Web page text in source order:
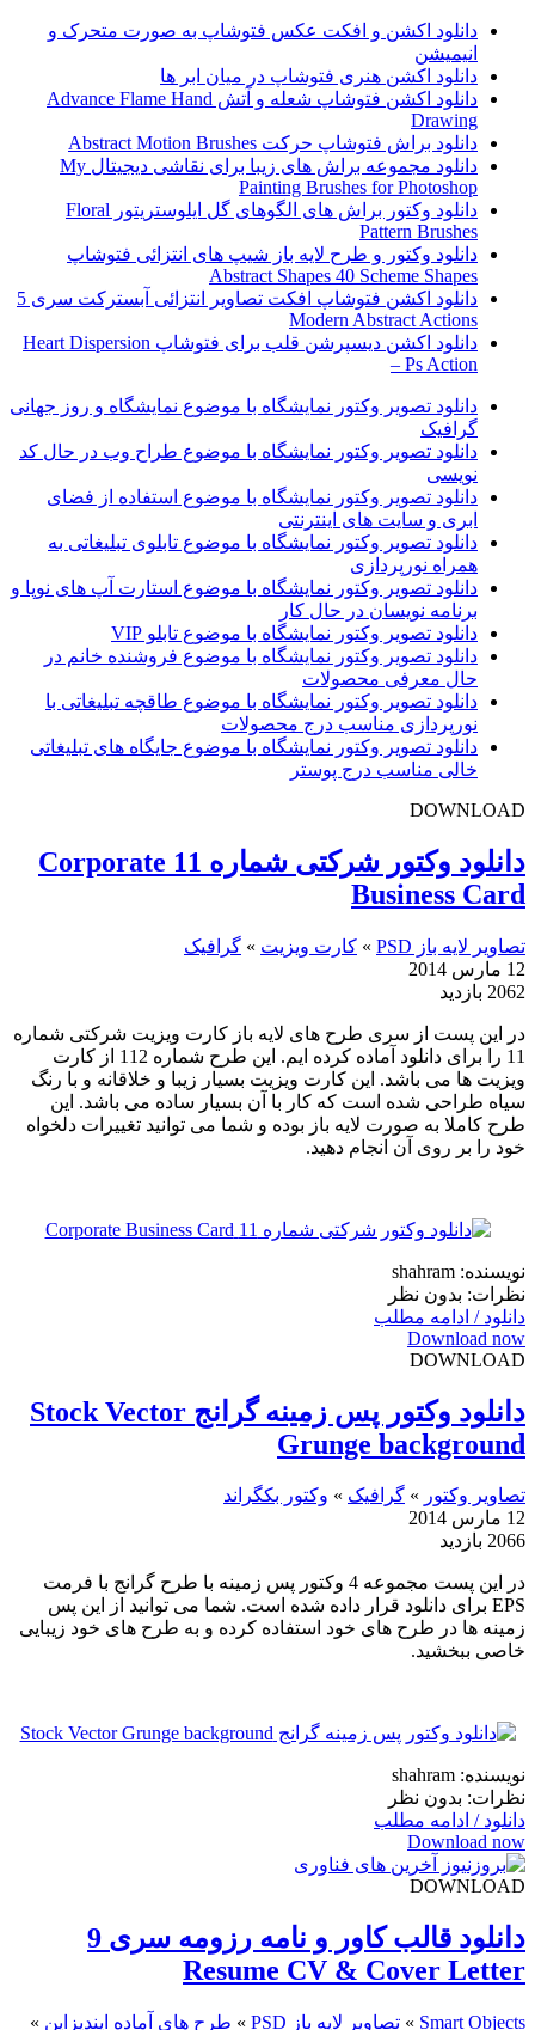
دانلود اکشن و افکت عکس فتوشاپ به صورت متحرک و
انیمیشن
دانلود اکشن هنری فتوشاپ در میان ابر ها
دانلود اکشن فتوشاپ شعله و آتش Advance Flame Hand
Drawing
دانلود براش فتوشاپ حرکت Abstract Motion Brushes
دانلود مجموعه براش های زیبا برای نقاشی دیجیتال My
Painting Brushes for Photoshop
دانلود وکتور براش های الگوهای گل ایلوستریتور Floral
Pattern Brushes
دانلود وکتور و طرح لایه باز شیپ های انتزائی فتوشاپ
Abstract Shapes 40 Scheme Shapes
دانلود اکشن فتوشاپ افکت تصاویر انتزائی آبسترکت سری 5
Modern Abstract Actions
دانلود اکشن دیسپرشن قلب برای فتوشاپ Heart Dispersion
– Ps Action
دانلود تصویر وکتور نمایشگاه با موضوع نمایشگاه و روز جهانی
گرافیک
دانلود تصویر وکتور نمایشگاه با موضوع طراح وب در حال کد
نویسی
دانلود تصویر وکتور نمایشگاه با موضوع استفاده از فضای
ابری و سایت های اینترنتی
دانلود تصویر وکتور نمایشگاه با موضوع تابلوی تبلیغاتی به
همراه نورپردازی
دانلود تصویر وکتور نمایشگاه با موضوع استارت آپ های نوپا و
برنامه نویسان در حال کار
دانلود تصویر وکتور نمایشگاه با موضوع تابلو VIP
دانلود تصویر وکتور نمایشگاه با موضوع فروشنده خانم در
حال معرفی محصولات
دانلود تصویر وکتور نمایشگاه با موضوع طاقچه تبلیغاتی با
نورپردازی مناسب درج محصولات
دانلود تصویر وکتور نمایشگاه با موضوع جایگاه های تبلیغاتی
خالی مناسب درج پوستر
DOWNLOAD
دانلود وکتور شرکتی شماره 11 Corporate
Business Card
تصاویر لایه باز PSD » کارت ویزیت » گرافیک
12 مارس 2014
2062 بازدید
در این پست از سری طرح های لایه باز کارت ویزیت شرکتی شماره
11 را برای دانلود آماده کرده ایم. این طرح شماره 112 از کارت
ویزیت ها می باشد. این کارت ویزیت بسیار زیبا و خلاقانه و با رنگ
سیاه طراحی شده است که کار با آن بسیار ساده می باشد. این
طرح کاملا به صورت لایه باز بوده و شما می توانید تغییرات دلخواه
خود را بر روی آن انجام دهید.
نویسنده: shahram
نظرات: بدون نظر
دانلود / ادامه مطلب
Download now
DOWNLOAD
دانلود وکتور پس زمینه گرانج Stock Vector
Grunge background
تصاویر وکتور » گرافیک » وکتور بکگراند
12 مارس 2014
2066 بازدید
در این پست مجموعه 4 وکتور پس زمینه با طرح گرانج با فرمت
EPS برای دانلود قرار داده شده است. شما می توانید از این پس
زمینه ها در طرح های خود استفاده کرده و به طرح های خود زیبایی
خاصی ببخشید.
نویسنده: shahram
نظرات: بدون نظر
دانلود / ادامه مطلب
Download now
DOWNLOAD
دانلود قالب کاور و نامه رزومه سری 9
Resume CV & Cover Letter
Smart Objects
» تصاویر لایه باز PSD » طرح های آماده ایندیزاین »